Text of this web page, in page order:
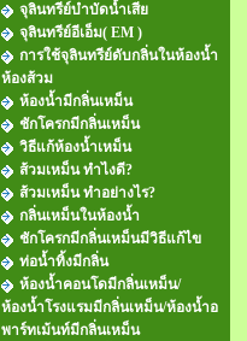
จุลินทรีย์บำบัดน้ำเสีย
จุลินทรีย์อีเอ็ม( EM )
การใช้จุลินทรีย์ดับกลิ่นในห้องน้ำ
ห้องส้วม
ห้องน้ำมีกลิ่นเหม็น
ชักโครกมีกลิ่นเหม็น
วิธีแก้ห้องน้ำเหม็น
ส้วมเหม็น ทำไงดี?
ส้วมเหม็น ทำอย่างไร?
กลิ่นเหม็นในห้องน้ำ
ชักโครกมีกลิ่นเหม็นมีวิธีแก้ไข
ท่อน้ำทิ้งมีกลิ่น
ห้องน้ำคอนโดมีกลิ่นเหม็น/
ห้องน้ำโรงแรมมีกลิ่นเหม็น/ห้องน้ำอ
พาร์ทเม้นท์มีกลิ่นเหม็น